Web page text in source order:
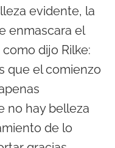
evidente, la
enmascara el
dijo Rilke:
que el comienzo
no hay belleza
de lo